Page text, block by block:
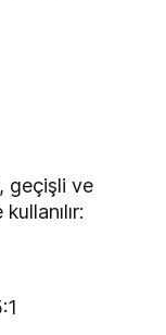
geçişli ve